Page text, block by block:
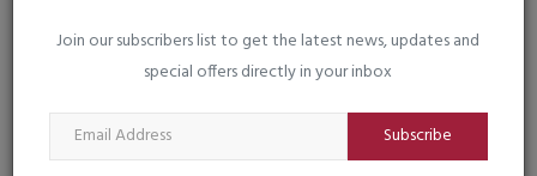
Join our subscribers list to get the latest news, updates and
special offers directly in your inbox
Subscribe